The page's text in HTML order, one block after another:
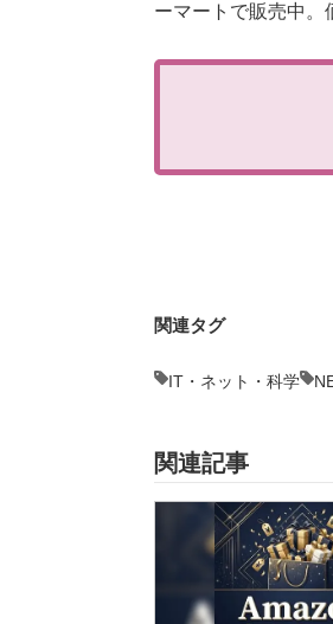
ーマートで販売中。
関連タグ
IT・ネット・科学
関連記事